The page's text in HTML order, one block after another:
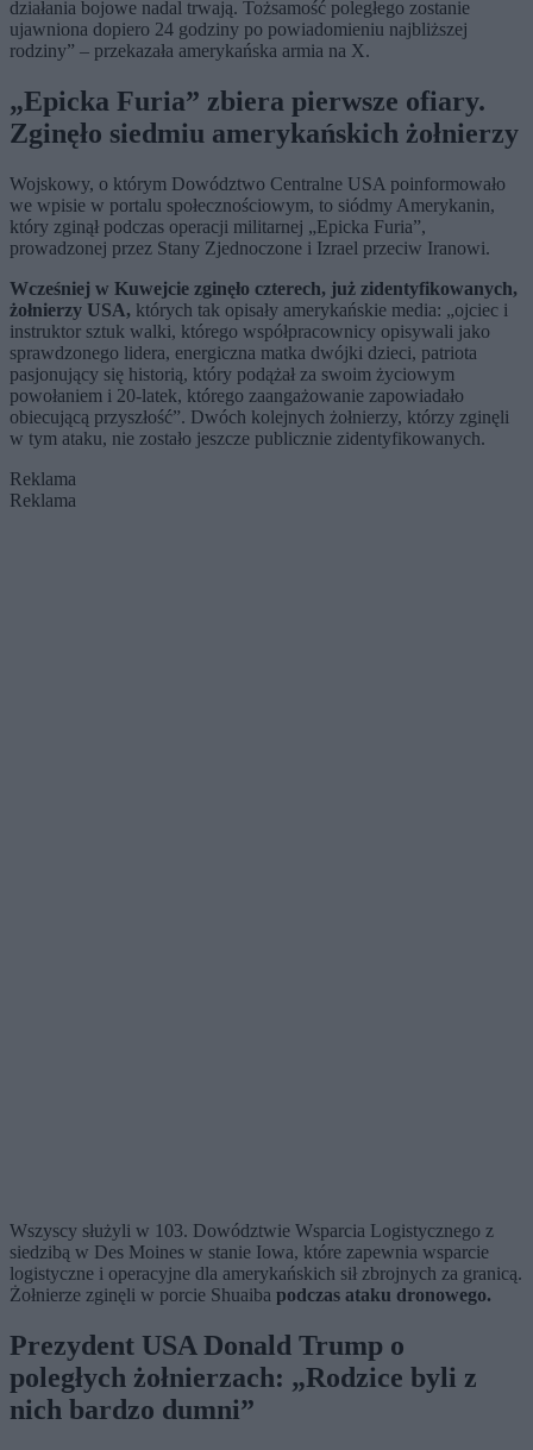
działania bojowe nadal trwają. Tożsamość poległego zostanie
ujawniona dopiero 24 godziny po powiadomieniu najbliższej
rodziny” – przekazała amerykańska armia na X.
„Epicka Furia” zbiera pierwsze ofiary.
Zginęło siedmiu amerykańskich żołnierzy
Wojskowy, o którym Dowództwo Centralne USA poinformowało
we wpisie w portalu społecznościowym, to siódmy Amerykanin,
który zginął podczas operacji militarnej „Epicka Furia”,
prowadzonej przez Stany Zjednoczone i Izrael przeciw Iranowi.
Wcześniej w Kuwejcie zginęło czterech, już zidentyfikowanych,
żołnierzy USA, których tak opisały amerykańskie media: „ojciec i
instruktor sztuk walki, którego współpracownicy opisywali jako
sprawdzonego lidera, energiczna matka dwójki dzieci, patriota
pasjonujący się historią, który podążał za swoim życiowym
powołaniem i 20-latek, którego zaangażowanie zapowiadało
obiecującą przyszłość”. Dwóch kolejnych żołnierzy, którzy zginęli
w tym ataku, nie zostało jeszcze publicznie zidentyfikowanych.
Reklama
Reklama
Wszyscy służyli w 103. Dowództwie Wsparcia Logistycznego z
siedzibą w Des Moines w stanie Iowa, które zapewnia wsparcie
logistyczne i operacyjne dla amerykańskich sił zbrojnych za granicą.
Żołnierze zginęli w porcie Shuaiba podczas ataku dronowego.
Prezydent USA Donald Trump o
poległych żołnierzach: „Rodzice byli z
nich bardzo dumni”